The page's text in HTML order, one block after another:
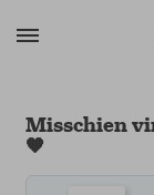
Misschien
🧡